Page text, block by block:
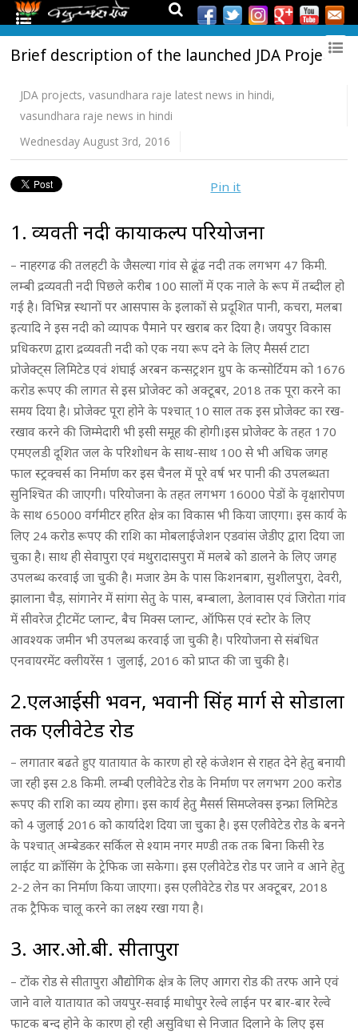
Brief description of the launched JDA Projects
JDA projects,vasundhara raje latest news in hindi,
vasundhara raje news in hindi
Wednesday August 3rd, 2016
Pin it
1. द्रव्यवती नदी कायाकल्प परियोजना
– नाहरगढ की तलहटी के जैसल्या गांव से ढूंढ नदी तक लगभग 47 किमी.
लम्बी द्रव्यवती नदी पिछले करीब 100 सालों में एक नाले के रूप में तब्दील हो
गई है। विभिन्न स्थानों पर आसपास के इलाकों से प्रदूशित पानी, कचरा, मलबा
इत्यादि ने इस नदी को व्यापक पैमाने पर खराब कर दिया है। जयपुर विकास
प्रधिकरण द्वारा द्रव्यवती नदी को एक नया रूप दने के लिए मैसर्स टाटा
प्रोजेक्ट्स लिमिटेड एवं शंघाई अरबन कन्सट्रशन ग्रुप के कन्सोर्टियम को 1676
करोड रूपए की लागत से इस प्रोजेक्ट को अक्टूबर, 2018 तक पूरा करने का
समय दिया है। प्रोजेक्ट पूरा होने के पश्चात् 10 साल तक इस प्रोजेक्ट का रख-
रखाव करने की जिम्मेदारी भी इसी समूह की होगी।इस प्रोजेक्ट के तहत 170
एमएलडी दूशित जल के परिशोधन के साथ-साथ 100 से भी अधिक जगह
फाल स्ट्रक्चर्स का निर्माण कर इस चैनल में पूरे वर्ष भर पानी की उपलब्धता
सुनिश्चित की जाएगी। परियोजना के तहत लगभग 16000 पेडों के वृक्षारोपण
के साथ 65000 वर्गमीटर हरित क्षेत्र का विकास भी किया जाएगा। इस कार्य के
लिए 24 करोड रूपए की राशि का मोबलाईजेशन एडवांस जेडीए द्वारा दिया जा
चुका है। साथ ही सेवापुरा एवं मथुरादासपुरा में मलबे को डालने के लिए जगह
उपलब्ध करवाई जा चुकी है। मजार डेम केे पास किशनबाग, सुशीलपुरा, देवरी,
झालाना चैड़, सांगानेर में सांगा सेतु के पास, बम्बाला, डेलावास एवं जिरोता गांव
में सीवरेज ट्रीटमेंट प्लान्ट, बैच मिक्स प्लान्ट, ऑफिस एवं स्टोर के लिए
आवश्यक जमीन भी उपलब्ध करवाई जा चुकी है। परियोजना से संबंधित
एनवायरमेंट क्लीयरेंस 1 जुलाई, 2016 को प्राप्त की जा चुकी है।
2.एलआईसी भवन, भवानी सिंह मार्ग से सोडाला
तक एलीवेटेड रोड
– लगातार बढते हुए यातायात के कारण हो रहे कंजेशन से राहत देने हेतु बनायी
जा रही इस 2.8 किमी. लम्बी एलीवेटेड रोड के निर्माण पर लगभग 200 करोड
रूपए की राशि का व्यय होगा। इस कार्य हेतु मैसर्स सिमप्लेक्स इन्फ्रा लिमिटेड
को 4 जुलाई 2016 को कार्यादेश दिया जा चुका है। इस एलीवेटेड रोड के बनने
के पश्चात् अम्बेडकर सर्किल से श्याम नगर मण्डी तक तक बिना किसी रेड
लाईट या क्रॉसिंग के ट्रेफिक जा सकेगा। इस एलीवेटेड रोड पर जाने व आने हेतु
2-2 लेन का निर्माण किया जाएगा। इस एलीवेटेड रोड पर अक्टूबर, 2018
तक ट्रैफिक चालू करने का लक्ष्य रखा गया है।
3. आर.ओ.बी. सीतापुरा
– टोंक रोड से सीतापुरा औद्योगिक क्षेत्र के लिए आगरा रोड की तरफ आने एवं
जाने वाले यातायात को जयपुर-सवाई माधोपुर रेल्वे लाईन पर बार-बार रेल्वे
फाटक बन्द होने के कारण हो रही असुविधा से निजात दिलाने के लिए इस